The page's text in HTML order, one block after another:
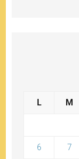
L M
6 7